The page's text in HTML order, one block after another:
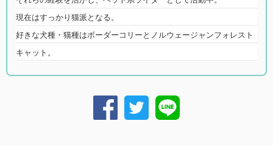
現在はすっかり猫派となる。
好きな犬種・猫種はボーダーコリーとノルウェージャンフォレスト
キャット。